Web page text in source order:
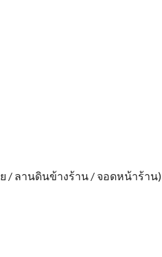
/ ลานดินข้างร้าน / จอดหน้าร้าน)